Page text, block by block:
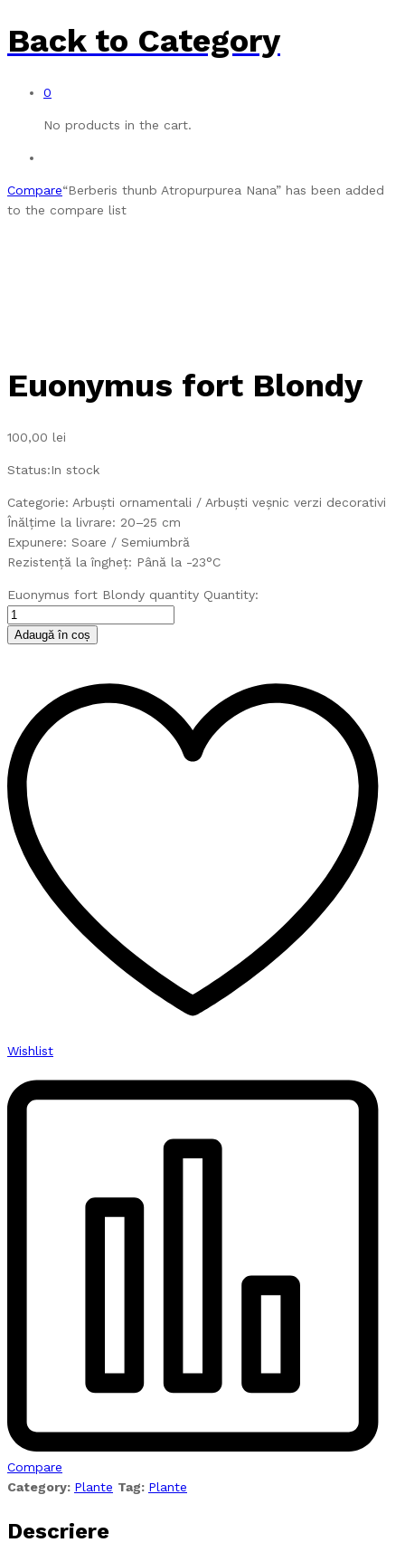
Back to Category
0
No products in the cart.
Compare“Berberis thunb Atropurpurea Nana” has been added
to the compare list
Euonymus fort Blondy
100,00 lei
Status:In stock
Categorie: Arbuști ornamentali / Arbuști veșnic verzi decorativi
Înălțime la livrare: 20–25 cm
Expunere: Soare / Semiumbră
Rezistență la îngheț: Până la -23°C
Euonymus fort Blondy quantity Quantity:
Adaugă în coș
Wishlist
Compare
Category: Plante Tag: Plante
Descriere